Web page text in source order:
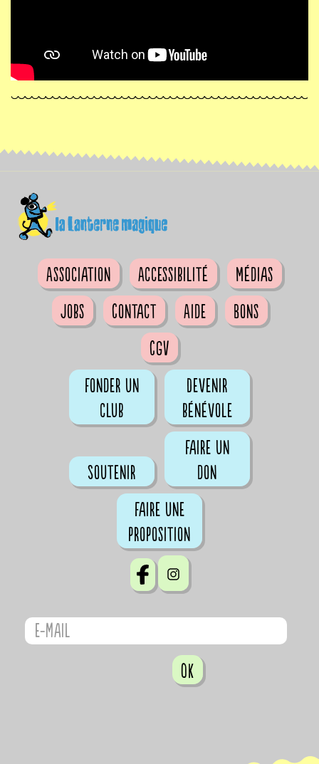
Association Accessibilité
Médias
Jobs
Contact Aide
Bons
CGV
Fonder un
club
Devenir
bénévole
Soutenir
Faire un
don
Faire une
proposition
OK